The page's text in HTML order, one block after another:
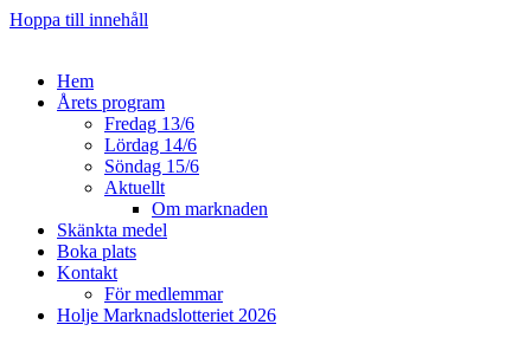
Hoppa till innehåll
Hem
Årets program
Fredag 13/6
Lördag 14/6
Söndag 15/6
Aktuellt
Om marknaden
Skänkta medel
Boka plats
Kontakt
För medlemmar
Holje Marknadslotteriet 2026